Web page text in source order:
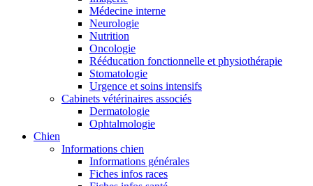
Médecine interne
Neurologie
Nutrition
Oncologie
Rééducation fonctionnelle et physiothérapie
Stomatologie
Urgence et soins intensifs
Cabinets vétérinaires associés
Dermatologie
Ophtalmologie
Chien
Informations chien
Informations générales
Fiches infos races